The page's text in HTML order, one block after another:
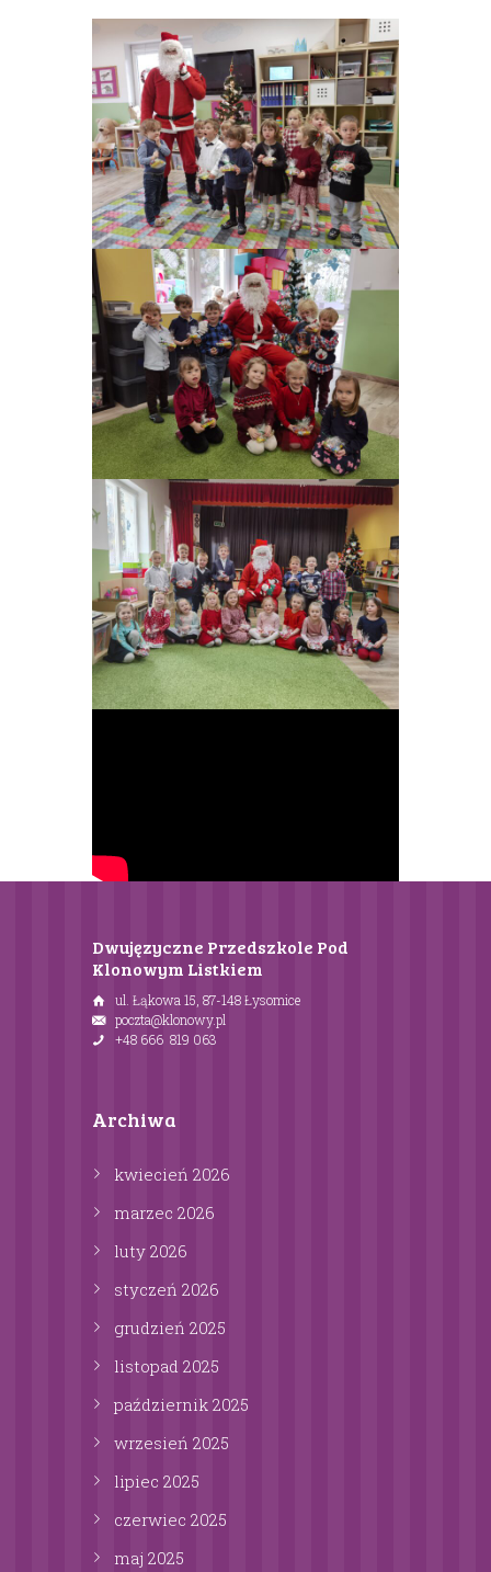
Dwujęzyczne Przedszkole Pod
Klonowym Listkiem
ul. Łąkowa 15, 87-148 Łysomice
poczta@klonowy.pl
+48 666 819 063
Archiwa
kwiecień 2026
marzec 2026
luty 2026
styczeń 2026
grudzień 2025
listopad 2025
październik 2025
wrzesień 2025
lipiec 2025
czerwiec 2025
maj 2025